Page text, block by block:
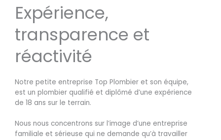
Expérience,
transparence et
réactivité
Notre petite entreprise Top Plombier et son équipe,
est un plombier qualifié et diplômé d’une expérience
de 18 ans sur le terrain.
Nous nous concentrons sur l’image d’une entreprise
familiale et sérieuse qui ne demande qu’à travailler